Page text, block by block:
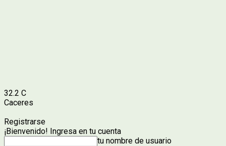
32.2 C
Caceres
Registrarse
¡Bienvenido! Ingresa en tu cuenta
tu nombre de usuario